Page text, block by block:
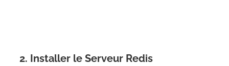
2. Installer le Serveur Redis